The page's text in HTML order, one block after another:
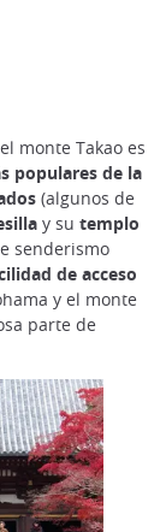
el monte Takao es
populares de la
(algunos de
y su templo
senderismo
de acceso
y el monte
parte de